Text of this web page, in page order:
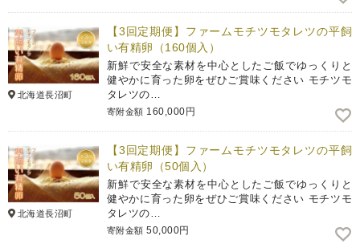
北海道長沼町
【3回定期便】ファームモチツモタレツの平飼
い有精卵（160個入）
新鮮で安全な素材を中心としたご飯でゆっくりと
健やかに育った卵をぜひご賞味ください モチツモ
タレツの…
寄附金額 160,000円
北海道長沼町
【3回定期便】ファームモチツモタレツの平飼
い有精卵（50個入）
新鮮で安全な素材を中心としたご飯でゆっくりと
健やかに育った卵をぜひご賞味ください モチツモ
タレツの…
寄附金額 50,000円